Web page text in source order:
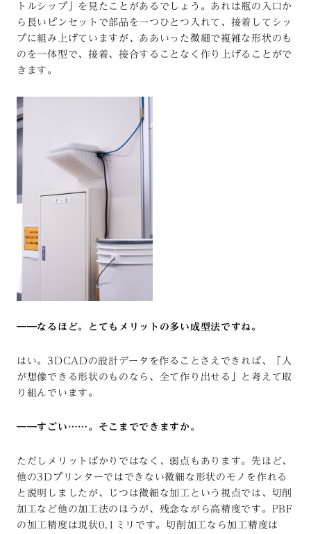
トルシップ」を見たことがあるでしょう。あれは瓶の入口か
ら長いピンセットで部品を一つひとつ入れて、接着してシッ
プに組み上げていますが、ああいった微細で複雑な形状のも
のを一体型で、接着、接合することなく作り上げることがで
きます。
――なるほど。とてもメリットの多い成型法ですね。
はい。3DCADの設計データを作ることさえできれば、「人
が想像できる形状のものなら、全て作り出せる」と考えて取
り組んでいます。
――すごい……。そこまでできますか。
ただしメリットばかりではなく、弱点もあります。先ほど、
他の3Dプリンターではできない微細な形状のモノを作れる
と説明しましたが、じつは微細な加工という視点では、切削
加工など他の加工法のほうが、残念ながら高精度です。PBF
の加工精度は現状0.1ミリです。切削加工なら加工精度は